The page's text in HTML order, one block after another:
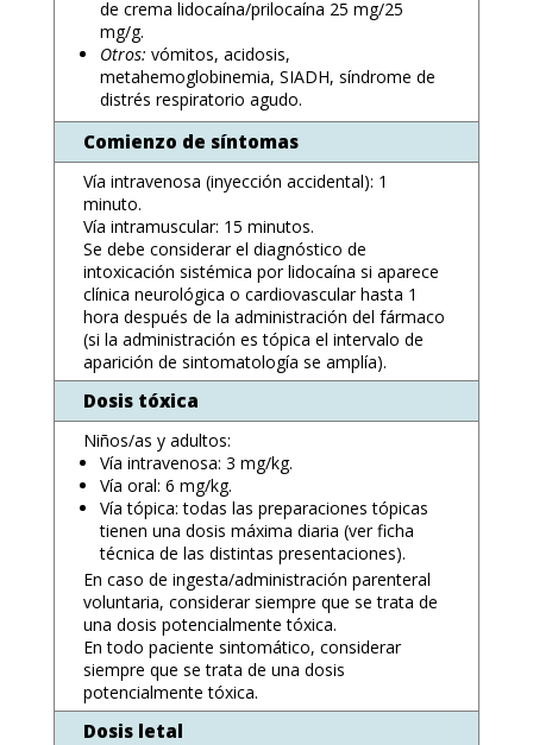
de crema lidocaína/prilocaína 25 mg/25
mg/g.
Otros: vómitos, acidosis,
metahemoglobinemia, SIADH, síndrome de
distrés respiratorio agudo.
Comienzo de síntomas
Vía intravenosa (inyección accidental): 1
minuto.
Vía intramuscular: 15 minutos.
Se debe considerar el diagnóstico de
intoxicación sistémica por lidocaína si aparece
clínica neurológica o cardiovascular hasta 1
hora después de la administración del fármaco
(si la administración es tópica el intervalo de
aparición de sintomatología se amplía).
Dosis tóxica
Niños/as y adultos:
Vía intravenosa: 3 mg/kg.
Vía oral: 6 mg/kg.
Vía tópica: todas las preparaciones tópicas
tienen una dosis máxima diaria (ver ficha
técnica de las distintas presentaciones).
En caso de ingesta/administración parenteral
voluntaria, considerar siempre que se trata de
una dosis potencialmente tóxica.
En todo paciente sintomático, considerar
siempre que se trata de una dosis
potencialmente tóxica.
Dosis letal